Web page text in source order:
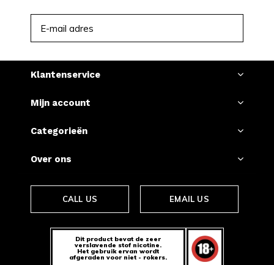
Klantenservice
Mijn account
Categorieën
Over ons
CALL US EMAIL US
Dit product bevat de zeer
verslavende stof nicotine.
Het gebruik ervan wordt
afgeraden voor niet - rokers.